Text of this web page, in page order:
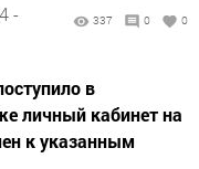
-
337 0 0
в
личный кабинет на
к указанным